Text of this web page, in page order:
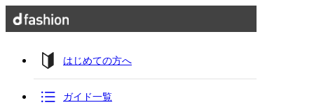
はじめての方へ
ガイド一覧